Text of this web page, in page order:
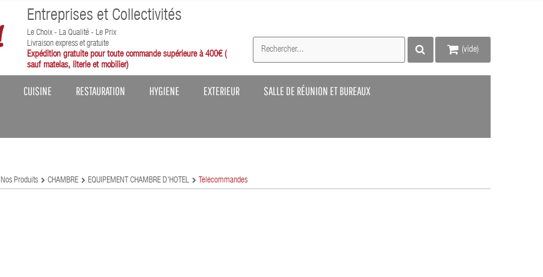
(vide)
Entreprises et Collectivités
Le Choix - La Qualité - Le Prix
Livraison express et gratuite
Expédition gratuite pour toute commande supérieure à 400€ (
sauf matelas, literie et mobilier)
CUISINE RESTAURATION HYGIENE EXTERIEUR SALLE DE RÉUNION ET BUREAUX
Nos Produits CHAMBRE EQUIPEMENT CHAMBRE D'HÔTEL Télécommandes